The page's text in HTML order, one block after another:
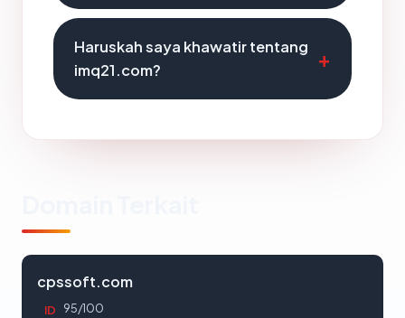
Haruskah saya khawatir tentang
imq21.com?
cpssoft.com
ID 95/100